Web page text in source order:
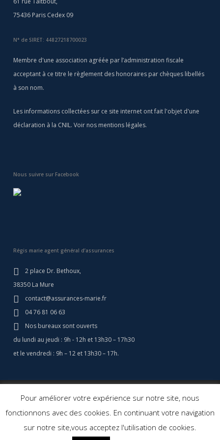
75436 Paris Cedex 09
N° de SIRET: 44827218700023
Membre d'une association agréée par l’administration fiscale
acceptant à ce titre le règlement des honoraires par chèques libellés
à son nom.
Les informations collectées sur ce site internet ont fait l'objet d'une
déclaration à la CNIL. Voir nos mentions légales.
Nous suivre sur Facebook
Régis marie agent général d’assurances
2 place Dr. Bethoux,
38350 La Mure
contact@assurances-marie.fr
04 76 81 06 63
Nos bureaux sont ouverts
du lundi au jeudi : 9h - 12h et 13h30 – 17h30
et le vendredi : 9h – 12 et 13h30 – 17h.
© 2026 Assurances Marie - Assurance Camping Car - Régis Marie
Cerf à Lunettes
Pour améliorer votre expérience sur notre site, nous
fonctionnons avec des cookies. En continuant votre navigation
sur notre site,vous acceptez l'utilisation de cookies.